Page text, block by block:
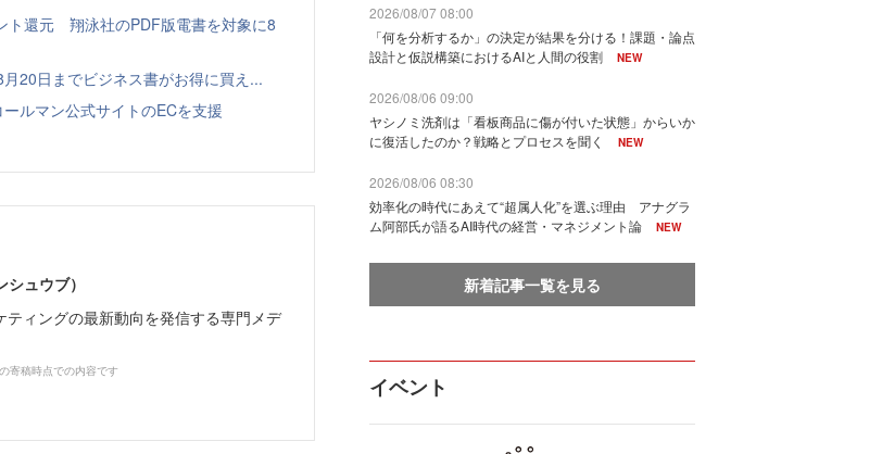
ト還元 翔泳社のPDF版電書を対象に8
20日までビジネス書がお得に買え...
ルマン公式サイトのECを支援
ュウブ）
ィングの最新動向を発信する専門メデ
寄稿時点での内容です
2026/08/07 08:00
「何を分析するか」の決定が結果を分ける！課題・論点
設計と仮説構築におけるAIと人間の役割
NEW
2026/08/06 09:00
ヤシノミ洗剤は「看板商品に傷が付いた状態」からいか
に復活したのか？戦略とプロセスを聞く
NEW
2026/08/06 08:30
効率化の時代にあえて“超属人化”を選ぶ理由 アナグラ
ム阿部氏が語るAI時代の経営・マネジメント論
NEW
新着記事一覧を見る
イベント